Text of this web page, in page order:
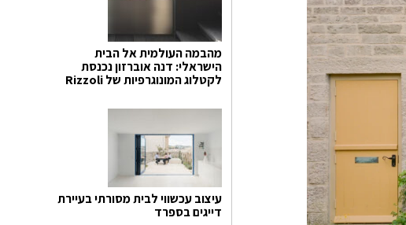
מהבמה העולמית אל הבית
הישראלי: דנה אוברזון נכנסת
לקטלוג המונוגרפיות של Rizzoli
עיצוב עכשווי לבית מסורתי בעיירת
דייגים בספרד